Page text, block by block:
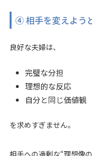
④ 相手を変えよう
良好な夫婦は、
完璧な分担
理想的な反応
自分と同じ価値観
を求めすぎません。
相手への過剰な“理想像